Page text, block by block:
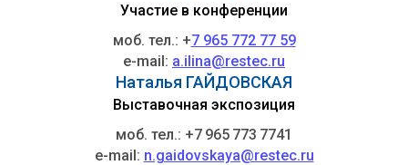
Участие в конференции
моб. тел.: +7 965 772 77 59
e-mail: a.ilina@restec.ru
Наталья ГАЙДОВСКАЯ
Выставочная экспозиция
моб. тел.: +7 965 773 7741
e-mail: n.gaidovskaya@restec.ru